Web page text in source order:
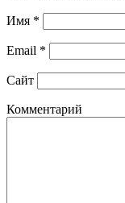
Имя *
Email *
Сайт
Комментарий